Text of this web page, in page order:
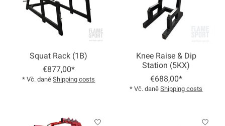
Squat Rack (1B)
€877,00*
* Vč. daněShipping costs
Knee Raise & Dip
Station (5KX)
€688,00*
* Vč. daněShipping costs